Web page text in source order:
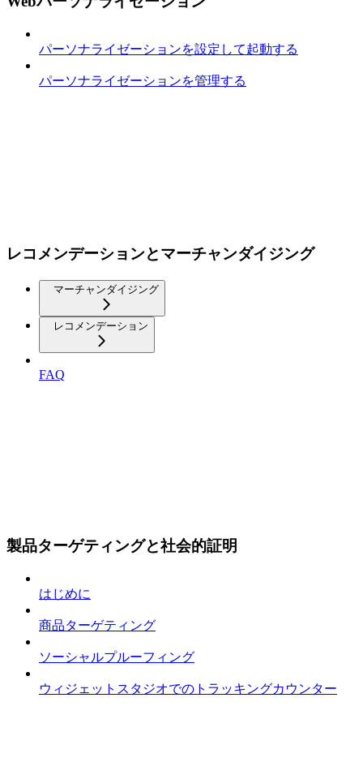
パーソナライゼーションを設定して起動する
パーソナライゼーションを管理する
レコメンデーションとマーチャンダイジング
マーチャンダイジング
レコメンデーション
FAQ
製品ターゲティングと社会的証明
はじめに
商品ターゲティング
ソーシャルプルーフィング
ウィジェットスタジオでのトラッキングカウンター